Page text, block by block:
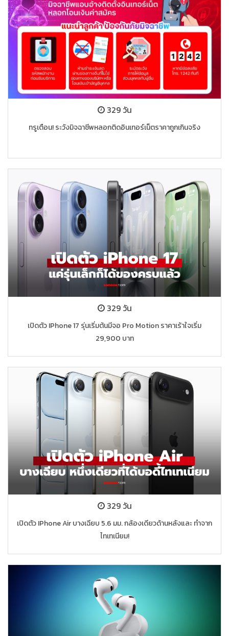
329 วัน
ทรูเตือน! ระวังมิจฉาชีพหลอกติดอินเทอร์เน็ตราคาถูกเกินจริง
329 วัน
เปิดตัว IPhone 17 รุ่นเริ่มต้นมีจอ Pro Motion ราคาเร้าใจเริ่ม
29,900 บาท
329 วัน
เปิดตัว IPhone Air บางเฉียบ 5.6 มม. กล้องเดียวด้านหลังและ ทำจาก
ไทเทเนียม!